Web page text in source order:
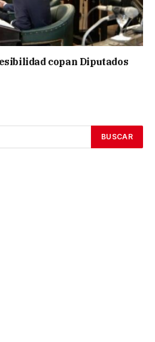
copan Diputados